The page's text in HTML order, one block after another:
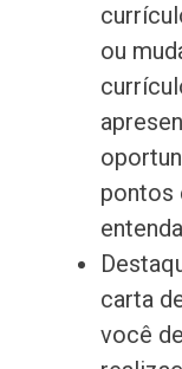
ou
pontos
carta
você